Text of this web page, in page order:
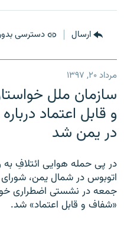
ارسال دسترسی
مرداد ۲۰, ۱۳۹۷
سازمان ملل
و قابل اعتماد
در یمن شد
در پی حمله هوایی ائتلافِ
اتوبوس در شمال یمن،
جمعه در نشستی اضطراری
«شفاف و قابل اعتماد» شد.